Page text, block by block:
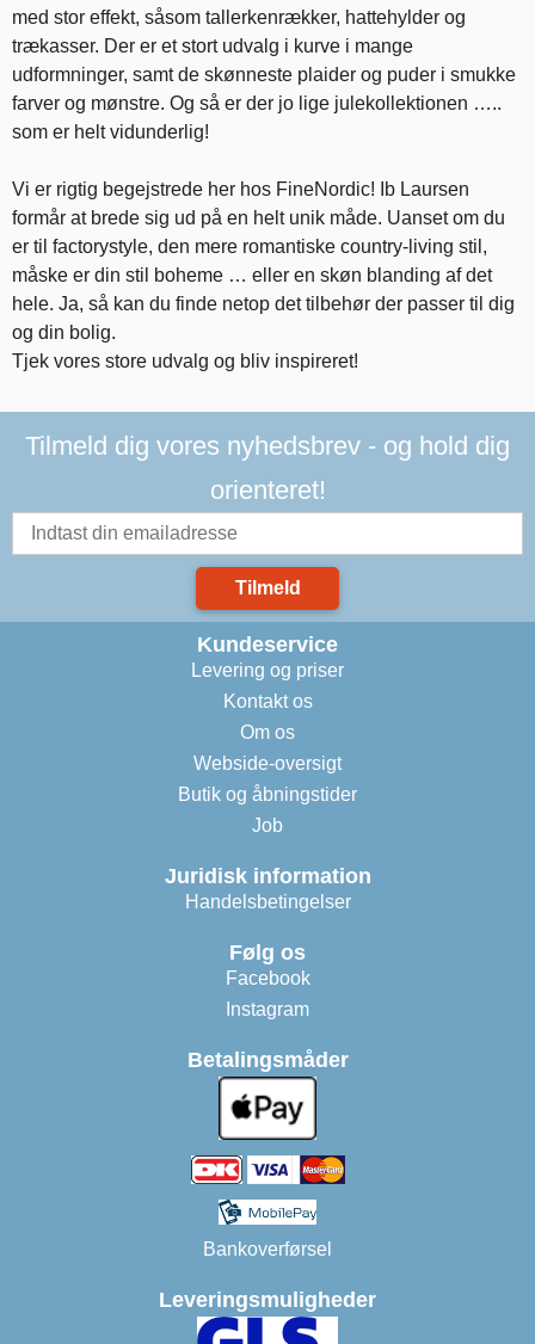
med stor effekt, såsom tallerkenrækker, hattehylder og
trækasser. Der er et stort udvalg i kurve i mange
udformninger, samt de skønneste plaider og puder i smukke
farver og mønstre. Og så er der jo lige julekollektionen …..
som er helt vidunderlig!
Vi er rigtig begejstrede her hos FineNordic! Ib Laursen
formår at brede sig ud på en helt unik måde. Uanset om du
er til factorystyle, den mere romantiske country-living stil,
måske er din stil boheme … eller en skøn blanding af det
hele. Ja, så kan du finde netop det tilbehør der passer til dig
og din bolig.
Tjek vores store udvalg og bliv inspireret!
Tilmeld dig vores nyhedsbrev - og hold dig
orienteret!
Tilmeld
Kundeservice
Levering og priser
Kontakt os
Om os
Webside-oversigt
Butik og åbningstider
Job
Juridisk information
Handelsbetingelser
Følg os
Facebook
Instagram
Betalingsmåder
Bankoverførsel
Leveringsmuligheder